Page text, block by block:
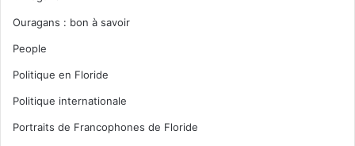
Ouragans : bon à savoir
People
Politique en Floride
Politique internationale
Portraits de Francophones de Floride